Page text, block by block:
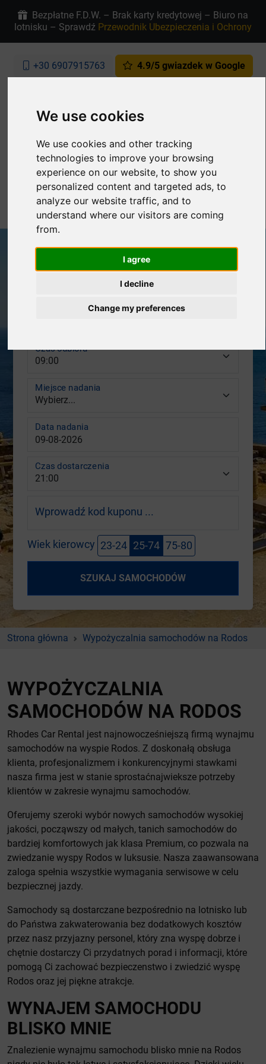
Bezpłatne F.D.W. – Brak karty kredytowej – Biuro na
lotnisku – Sprawdź Przewodnik Ubezpieczenia i Ochrony
+30 6907915763 4.9/5 gwiazdek w Google
MENU
Miejsce odbioru
Czas odbioru
Miejsce nadania
Data nadania
Czas dostarczenia
Wprowadź kod kuponu ...
Wiek kierowcy 23-24 25-74 75-80
SZUKAJ SAMOCHODÓW
Strona główna Wypożyczalnia samochodów na Rodos
WYPOŻYCZALNIA
SAMOCHODÓW NA RODOS
Rhodes Car Rental jest najnowocześniejszą firmą wynajmu
samochodów na wyspie Rodos. Z doskonałą obsługa
klienta, profesjonalizmem i konkurencyjnymi stawkami
nasza firma jest w stanie sprostaćnajwieksze potrzeby
klientów w zakresie wynajmu samochodów.
Oferujemy szeroki wybór nowych samochodów wysokiej
jakości, począwszy od małych, tanich samochodów do
bardziej komfortowych jak klasa Premium, co pozwala na
zwiedzanie wyspy Rodos w luksusie. Nasza zaawansowana
zaloga spełnia wszystkie wymagania serwisowe w celu
bezpiecznej jazdy.
Samochody są dostarczane bezpośrednio na lotnisko lub
do Państwa zakwaterowania bez dodatkowych kosztów
przez nasz przyjazny personel, który zna wyspę dobrze i
chętnie dostarczy Ci przydatnych porad i informacji, które
pomogą Ci zachować bezpieczenstwo i zwiedzić wyspę
Rodos oraz jej piękne atrakcje.
WYNAJEM SAMOCHODU
BLISKO MNIE
Znalezienie wynajmu samochodu blisko mnie na Rodos
We use cookies
We use cookies and other tracking
technologies to improve your browsing
experience on our website, to show you
personalized content and targeted ads, to
analyze our website traffic, and to
understand where our visitors are coming
from.
I agree
I decline
Change my preferences